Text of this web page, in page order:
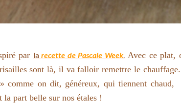
par larecette de Pascale Week.Avec ce plat,
sont là, il va falloir remettre le
comme on dit, généreux, qui tiennent chaud,
la part belle sur nos étales !